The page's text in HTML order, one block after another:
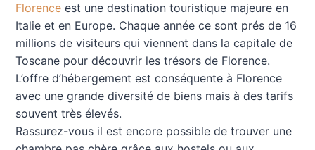
Florence est une destination touristique majeure en
Italie et en Europe. Chaque année ce sont prés de 16
millions de visiteurs qui viennent dans la capitale de
Toscane pour découvrir les trésors de Florence.
L’offre d’hébergement est conséquente à Florence
avec une grande diversité de biens mais à des tarifs
souvent très élevés.
Rassurez-vous il est encore possible de trouver une